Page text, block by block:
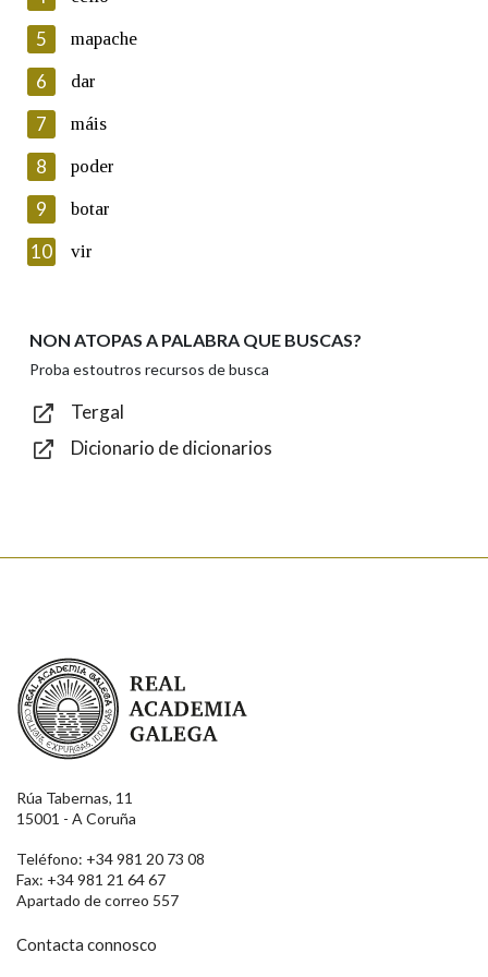
Lin e acepto as condicións da política de
Introduce o código que aparece na imaxe:
Texto de verificación
Enviar
5 mapache
6 dar
7 máis
8 poder
9 botar
10 vir
NON ATOPAS A PALABRA QUE BUSCAS?
Proba estoutros recursos de busca
Tergal
Dicionario de dicionarios
Real Academia Galega
Rúa Tabernas, 11
15001 - A Coruña
Teléfono: +34 981 20 73 08
Fax: +34 981 21 64 67
Apartado de correo 557
Contacta connosco